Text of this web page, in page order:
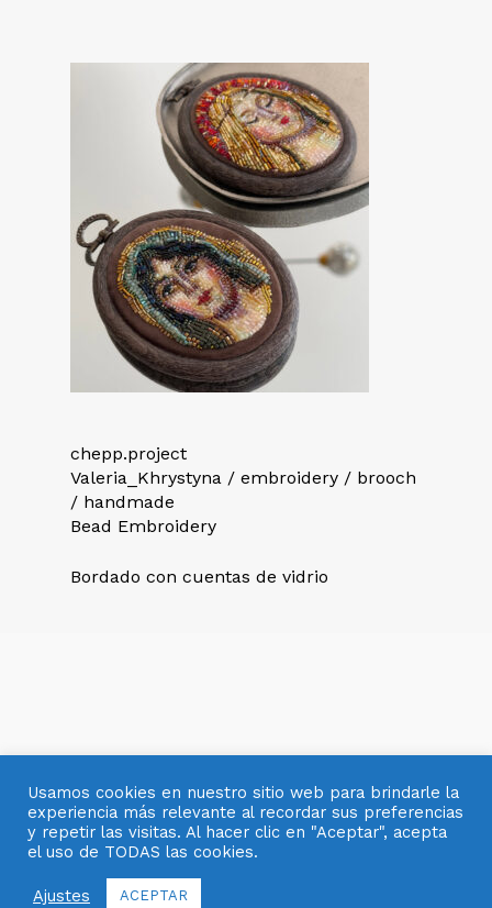
chepp.project
Valeria_Khrystyna / embroidery / brooch
/ handmade
Bead Embroidery
Bordado con cuentas de vidrio
© 2007- 2025 OBJETOS CON VIDRIO
Usamos cookies en nuestro sitio web para brindarle la
experiencia más relevante al recordar sus preferencias
y repetir las visitas. Al hacer clic en "Aceptar", acepta
el uso de TODAS las cookies.
Ajustes ACEPTAR